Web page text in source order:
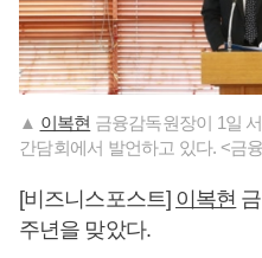
▲ 이복현 금융감독원장이 1일
간담회에서 발언하고 있다. <금
[비즈니스포스트] 이복현
주년을 맞았다.